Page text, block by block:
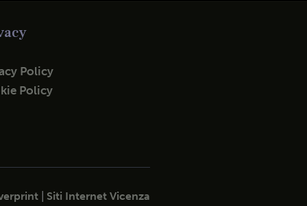
Policy
Policy
Siti Internet Vicenza